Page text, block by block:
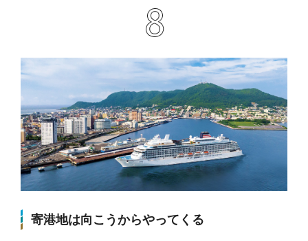
寄港地は向こうからやってくる